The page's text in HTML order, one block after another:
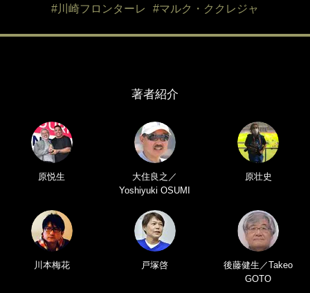
#川崎フロンターレ
#マルク・ククレジャ
著者紹介
原悦生
大住良之／
Yoshiyuki OSUMI
原壮史
川本梅花 戸塚啓
後藤健生／Takeo
GOTO